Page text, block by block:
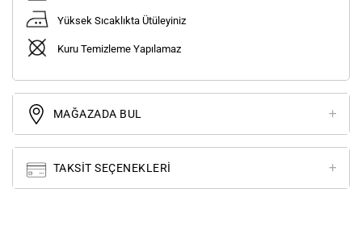
Yüksek Sıcaklıkta Ütüleyiniz
Kuru Temizleme Yapılamaz
MAĞAZADA BUL
TAKSIT SEÇENEKLERI